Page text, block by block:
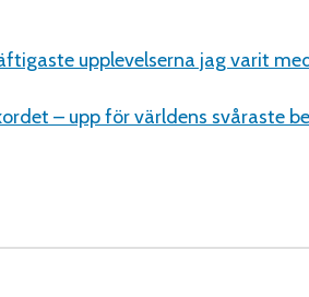
upplevelserna jag varit
– upp för världens svåraste